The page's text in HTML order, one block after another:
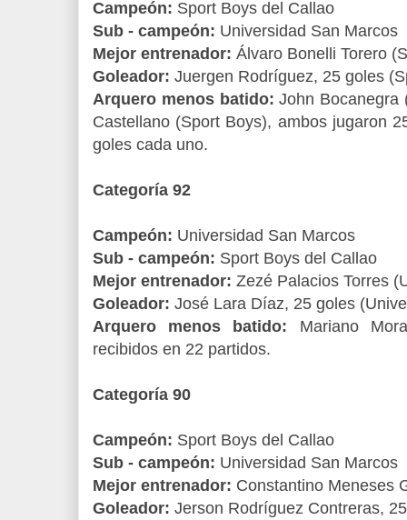
Campeón: Sport Boys del Callao
Sub - campeón: Universidad San Marcos
Mejor entrenador: Álvaro Bonelli Torero
Goleador: Juergen Rodríguez, 25 goles
Arquero menos batido: John Bocanegra
Castellano (Sport Boys), ambos jugaron
goles cada uno.
Categoría 92
Campeón: Universidad San Marcos
Sub - campeón: Sport Boys del Callao
Mejor entrenador: Zezé Palacios Torres
Goleador: José Lara Díaz, 25 goles
Arquero menos batido: Mariano
recibidos en 22 partidos.
Categoría 90
Campeón: Sport Boys del Callao
Sub - campeón: Universidad San Marcos
Mejor entrenador: Constantino Meneses
Goleador: Jerson Rodríguez Contreras,